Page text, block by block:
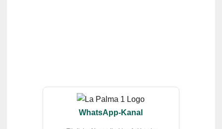
WhatsApp-Kanal